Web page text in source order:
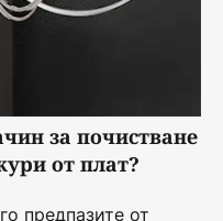
за почистване
от плат?
предпазите от